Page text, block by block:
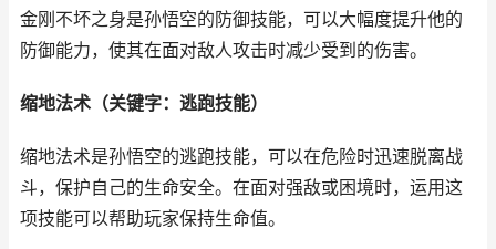
金刚不坏之身是孙悟空的防御技能，可以大幅度提升他的
防御能力，使其在面对敌人攻击时减少受到的伤害。
缩地法术（关键字：逃跑技能）
缩地法术是孙悟空的逃跑技能，可以在危险时迅速脱离战
斗，保护自己的生命安全。在面对强敌或困境时，运用这
项技能可以帮助玩家保持生命值。